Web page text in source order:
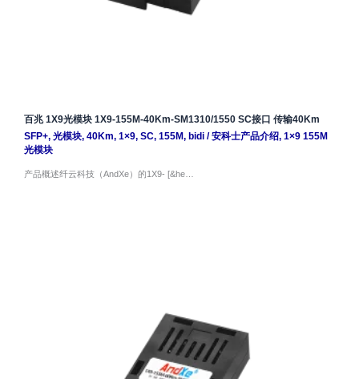
百兆 1X9光模块 1X9-155M-40Km-SM1310/1550 SC接口 传输40Km
SFP+, 光模块, 40Km, 1×9, SC, 155M, bidi/安科士产品介绍, 1×9 155M
光模块
产品概述纤云科技（AndXe）的1X9- [&he…